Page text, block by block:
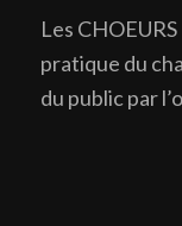
Les
pratique du
du public par